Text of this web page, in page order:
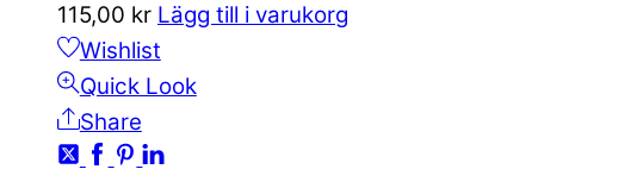
115,00 kr Lägg till i varukorg
Wishlist
Quick Look
Share